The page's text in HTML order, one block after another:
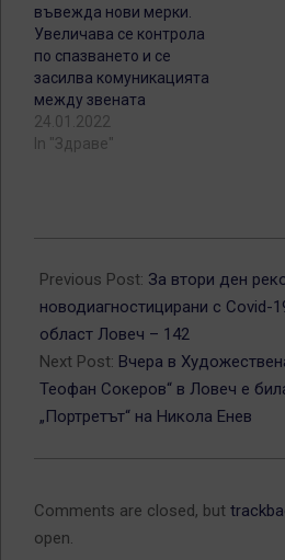
въвежда нови мерки.
Увеличава се контрола
по спазването и се
засилва комуникацията
между звената
24.01.2022
In "Здраве"
01-
19
Previous Post: За втори ден
новодиагностицирани с Covid-
област Ловеч – 142
Next Post: Вчера в
Теофан Сокеров“ в Ловеч е
„Портретът“ на Никола Енев
Comments are closed, but
open.